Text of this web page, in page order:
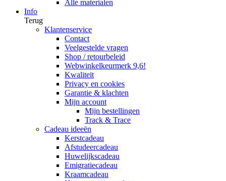
Alle materialen
Info
Terug
Klantenservice
Contact
Veelgestelde vragen
Shop / retourbeleid
Webwinkelkeurmerk 9,6!
Kwaliteit
Privacy en cookies
Garantie & klachten
Mijn account
Mijn bestellingen
Track & Trace
Cadeau ideeën
Kerstcadeau
Afstudeercadeau
Huwelijkscadeau
Emigratiecadeau
Kraamcadeau